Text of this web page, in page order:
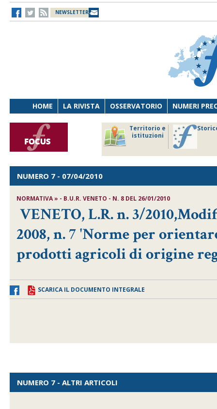
NEWSLETTER
HOME LA RIVISTA OSSERVATORIO NUMERI
Territorio e
istituzioni
NUMERO 7 - 07/04/2010
NORMATIVA » - B.U.R. VENETO - N. 8 DEL 26/01/2010
VENETO, L.R. n. 3/
2008, n. 7 'Norme per
prodotti agricoli di origine
SCARICA IL DOCUMENTO INTEGRALE
NUMERO 7 - ALTRI ARTICOLI